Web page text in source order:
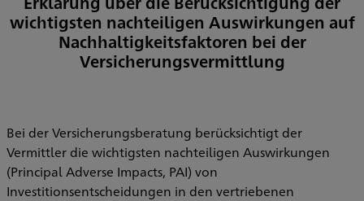
wichtigsten nachteiligen Auswirkungen auf
Nachhaltigkeitsfaktoren bei der
Versicherungsvermittlung
Bei der Versicherungsberatung berücksichtigt der
Vermittler die wichtigsten nachteiligen Auswirkungen
(Principal Adverse Impacts, PAI) von
Investitionsentscheidungen in den vertriebenen